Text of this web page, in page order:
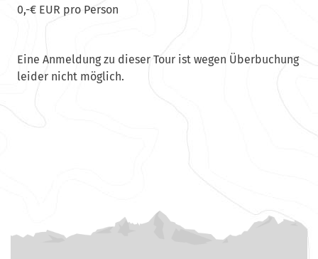
0,-€ EUR pro Person
Eine Anmeldung zu dieser Tour ist wegen Überbuchung
leider nicht möglich.